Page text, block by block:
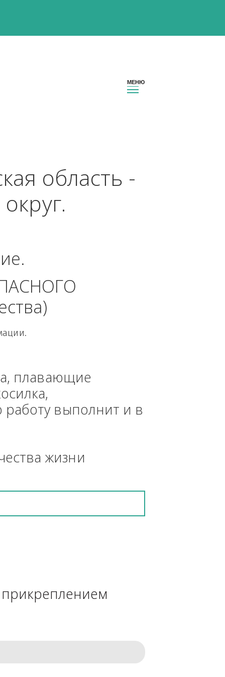
область -
округ.
плавающие
работу выполнит и в
с прикреплением